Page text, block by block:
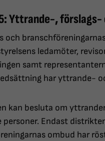
Yttrande-,
och
ledamöter,
samt
har yttrande-
kan besluta om
Endast
ombud har